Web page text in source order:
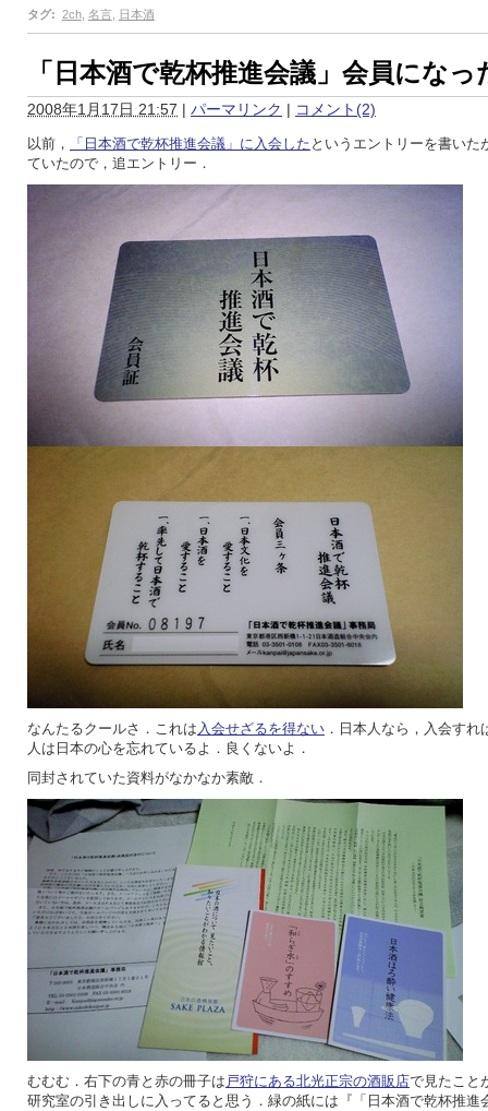
タグ: 2ch, 名言, 日本酒
「日本酒で乾杯推進会議」会員になっ
2008年1月17日 21:57 | パーマリンク | コメント(2)
以前， 「日本酒で乾杯推進会議」に入会した というエントリーを書いた
ていたので，追エントリー．
なんたるクールさ．これは 入会せざるを得ない ．日本人なら，入会す
人は日本の心を忘れているよ．良くないよ．
同封されていた資料がなかなか素敵．
むむむ．右下の青と赤の冊子は 戸狩にある北光正宗の酒販店で見たこと
研究室の引き出しに入ってると思う．緑の紙には『「日本酒で乾杯推進